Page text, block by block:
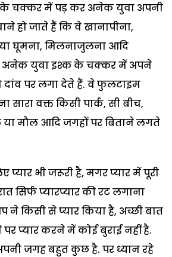
के चक्कर में पड़ कर अनेक युवा अपनी
हो जाते हैं कि वे खानापीना,
घूमना, मिलनाजुलना आदि
युवा इश्क के चक्कर में अपने
पर लगा देते हैं. वे फुलटाइम
वक्त किसी पार्क, सी बीच,
या मौल आदि जगहों पर बिताने लगते
प्यार भी जरूरी है, मगर प्यार में पूरी
सिर्फ प्यारप्यार की रट लगाना
ने किसी से प्यार किया है, अच्छी बात
प्यार करने में कोई बुराई नहीं है.
जगह बहुत कुछ है. पर ध्यान रहे